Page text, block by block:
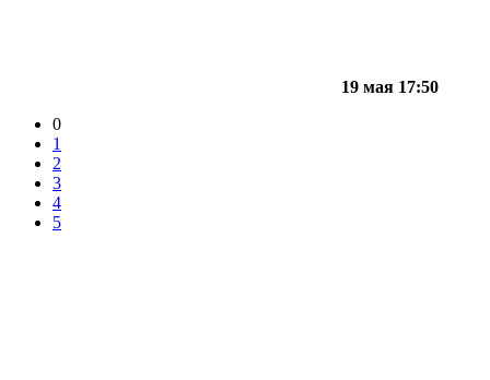
19 мая 17:50
0
1
2
3
4
5